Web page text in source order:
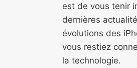
est de vous tenir
dernières
évolutions des
vous restiez
la technologie.